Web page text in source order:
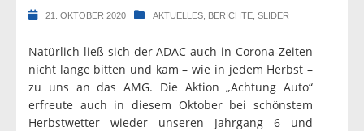
21. OKTOBER 2020 AKTUELLES BERICHTE SLIDER
Natürlich ließ sich der ADAC auch in Corona-Zeiten
nicht lange bitten und kam – wie in jedem Herbst –
zu uns an das AMG. Die Aktion „Achtung Auto“
erfreute auch in diesem Oktober bei schönstem
Herbstwetter wieder unseren Jahrgang 6 und